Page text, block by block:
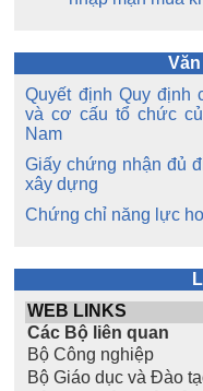
Quyết định Quy định
và cơ cấu tổ chức
Nam
Giấy chứng nhận đủ
xây dựng
Chứng chỉ năng lực